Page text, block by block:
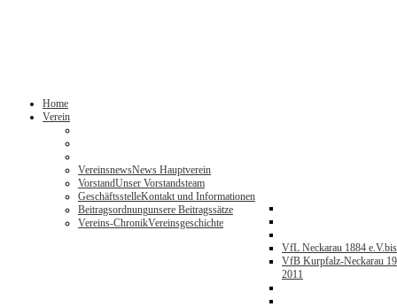
Home
Verein
VereinsnewsNews Hauptverein
VorstandUnser Vorstandsteam
GeschäftsstelleKontakt und Informationen
Beitragsordnungunsere Beitragssätze
Vereins-ChronikVereinsgeschichte
VfL Neckarau 1884 e.V.
VfB Kurpfalz-Neckarau
2011